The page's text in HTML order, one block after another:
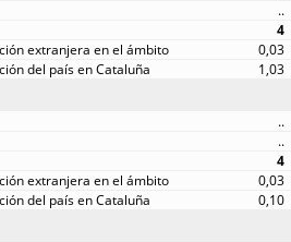
..
4
0,03
1,03
..
..
4
0,03
0,10